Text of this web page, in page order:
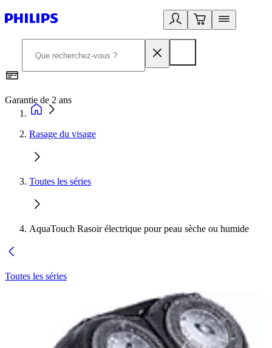
Garantie de 2 ans
Rasage du visage
Toutes les séries
AquaTouch Rasoir électrique pour peau sèche ou humide
Toutes les séries